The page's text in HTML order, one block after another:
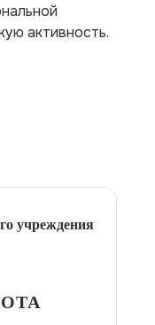
активность.
учреждения